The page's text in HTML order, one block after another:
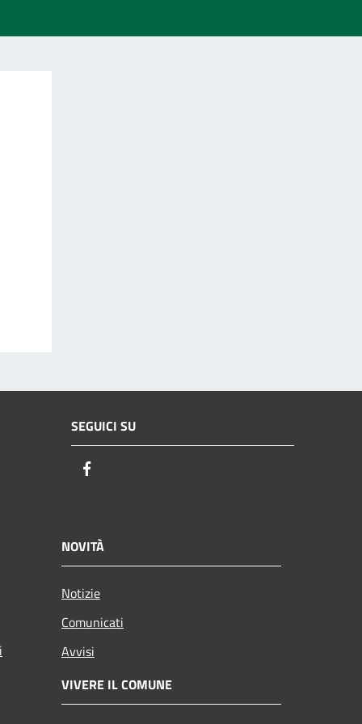
SEGUICI SU
NOVITÀ
Notizie
Comunicati
Avvisi
VIVERE IL COMUNE